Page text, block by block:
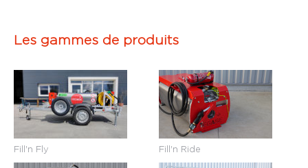
Les gammes de produits
Fill'n Fly Fill'n Ride